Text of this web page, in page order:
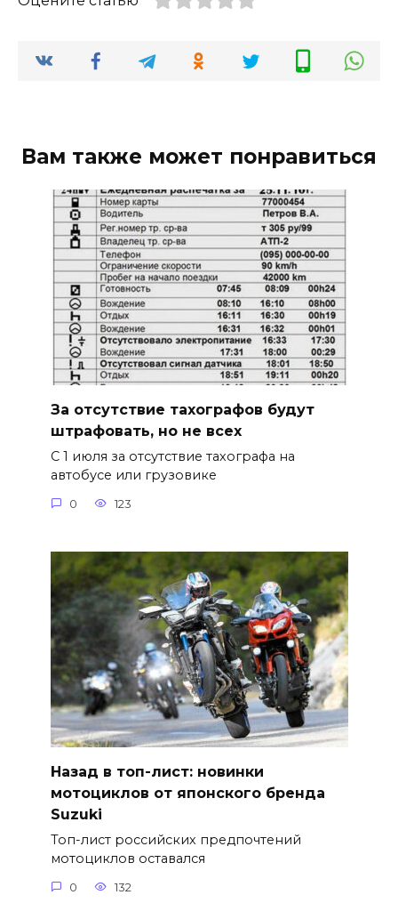
Вам также может понравиться
За отсутствие тахографов будут
штрафовать, но не всех
С 1 июля за отсутствие тахографа на
автобусе или грузовике
0 123
Назад в топ-лист: новинки
мотоциклов от японского бренда
Suzuki
Топ-лист российских предпочтений
мотоциклов оставался
0 132